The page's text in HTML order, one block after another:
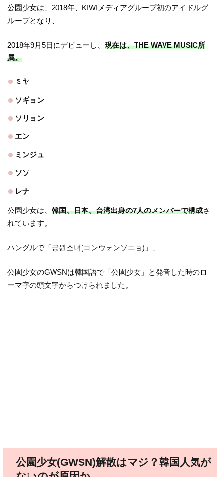
公園少女は、2018年、 KIWIメディアグループ初のアイドルグ
ループとなり、
2018年9月5日にデビューし、現在は、THE WAVE MUSIC所
属。
ミヤ
ソギョン
ソリョン
エン
ミンジュ
ソソ
レナ
公園少女は、韓国、日本、台湾出身の7人のメンバーで構成さ
れています。
ハングルで「공원소녀(コンウォンソニョ)」、
公園少女のGWSNは韓国語で「公園少女」と発音した時のロ
ーマ字の頭文字からつけられました。
公園少女(GWSN)解散はマジ？韓国人気が